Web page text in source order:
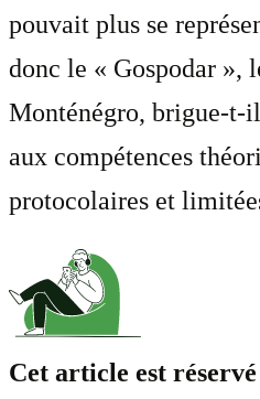
pouvait plus se
donc le « Gospodar »,
Monténégro, brigue-t-
aux compétences
protocolaires et
Cet article est réservé